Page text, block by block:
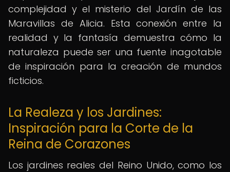
complejidad y el misterio del Jardín de las
Maravillas de Alicia. Esta conexión entre la
realidad y la fantasía demuestra cómo la
naturaleza puede ser una fuente inagotable
de inspiración para la creación de mundos
ficticios.
La Realeza y los Jardines:
Inspiración para la Corte de la
Reina de Corazones
Los jardines reales del Reino Unido, como los